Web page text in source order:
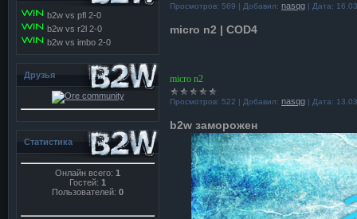
b2w vs pfl 2-0
b2w vs r2l 2-0
b2w vs imbo 2-0
Друзья
Статистика
Онлайн всего: 1
Гостей: 1
Пользователей: 0
Просмотров: 569 | Добавил: nasqg | Дата:
micro n2 | COD4
micro n2
Просмотров: 522 | Добавил: nasqg | Дата:
b2w заморожен